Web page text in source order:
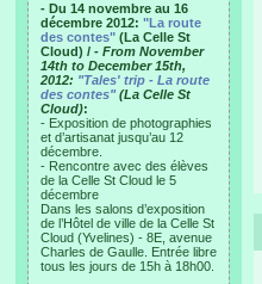
- Du 14 novembre au 16
décembre 2012: "La route
des contes" (La Celle St
Cloud) / - From November
14th to December 15th,
2012: "Tales' trip - La route
des contes"(La Celle St
Cloud):
- Exposition de photographies
et d’artisanat jusqu’au 12
décembre.
- Rencontre avec des élèves
de la Celle St Cloud le 5
décembre
Dans les salons d’exposition
de l’Hôtel de ville de la Celle St
Cloud (Yvelines) - 8E, avenue
Charles de Gaulle. Entrée libre
tous les jours de 15h à 18h00.